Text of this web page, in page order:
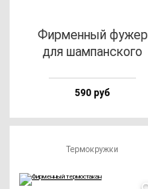
Фир­мен­ный фу­жер
для шам­пан­ско­го
590 руб
Термокружки